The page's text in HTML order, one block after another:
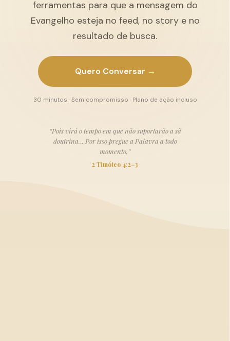
ferramentas para que a mensagem do
Evangelho esteja no feed, no story e no
resultado de busca.
Quero Conversar →
30 minutos · Sem compromisso · Plano de ação incluso
“Pois virá o tempo em que não suportarão a sã
doutrina… Por isso pregue a Palavra a todo
momento.”
2 Timóteo 4:2–3